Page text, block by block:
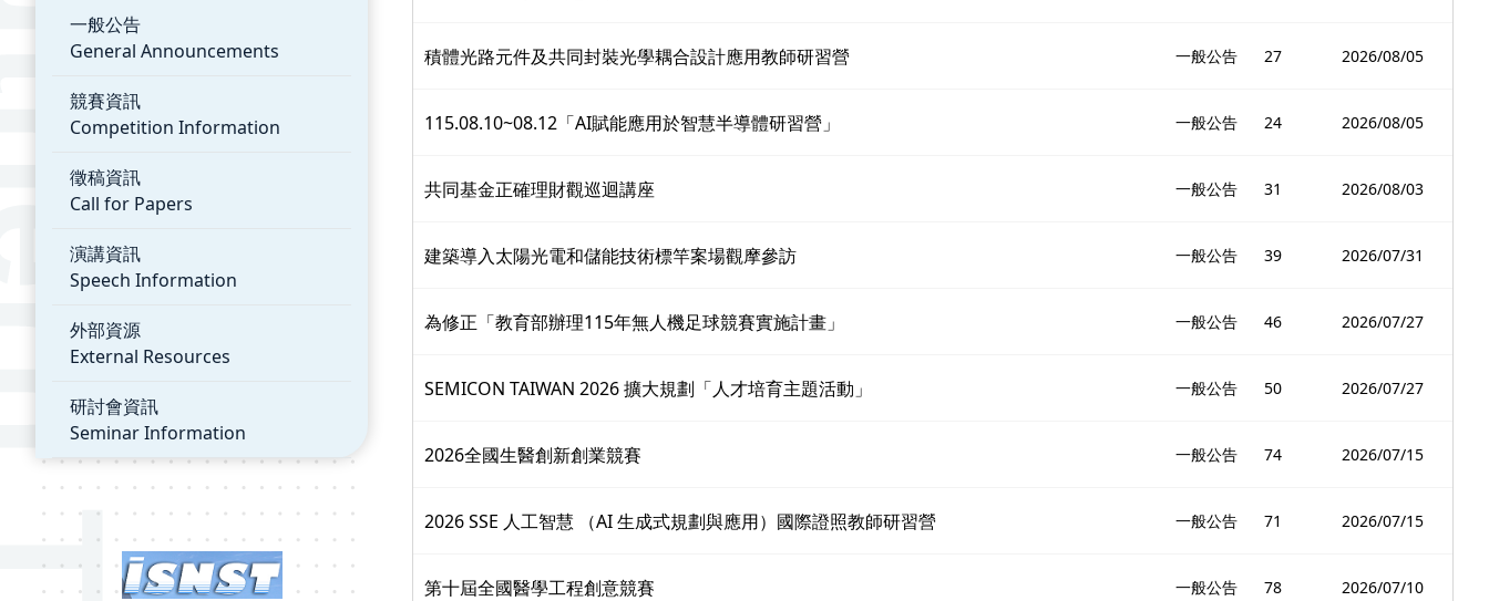
一般公告
General Announcements
競賽資訊
Competition Information
徵稿資訊
Call for Papers
演講資訊
Speech Information
外部資源
External Resources
研討會資訊
Seminar Information
積體光路元件及共同封裝光學耦合設計應用教師研習營 一般公告 27 2026/08/05
115.08.10~08.12「AI賦能應用於智慧半導體研習營」 一般公告 24 2026/08/05
共同基金正確理財觀巡迴講座 一般公告 31 2026/08/03
建築導入太陽光電和儲能技術標竿案場觀摩參訪 一般公告 39 2026/07/31
為修正「教育部辦理115年無人機足球競賽實施計畫」 一般公告 46 2026/07/27
SEMICON TAIWAN 2026 擴大規劃「人才培育主題活動」 一般公告 50 2026/07/27
2026全國生醫創新創業競賽 一般公告 74 2026/07/15
2026 SSE 人工智慧 （AI 生成式規劃與應用）國際證照教師研習營 一般公告 71 2026/07/15
第十屆全國醫學工程創意競賽 一般公告 78 2026/07/10